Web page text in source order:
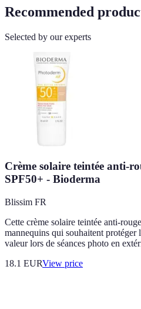
Recommended
Selected by our experts
Crème solaire teintée anti-
SPF50+ - Bioderma
Blissim FR
Cette crème solaire teintée anti-
mannequins qui souhaitent protéger
valeur lors de séances photo en
18.1 EURView price